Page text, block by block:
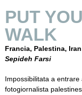
PUT
WALK
Francia, Palestina, Iran
Sepideh Farsi
Impossibilitata a
fotogiornalista